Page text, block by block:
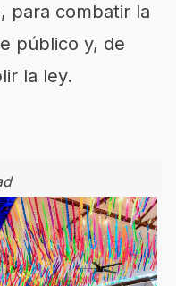
para combatir la
público y, de
la ley.